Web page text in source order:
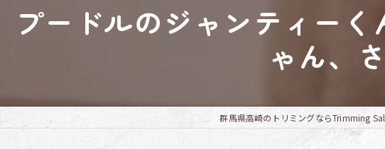
プードルのジャンティー
ゃん、
群馬県高崎のトリミングならTrimming